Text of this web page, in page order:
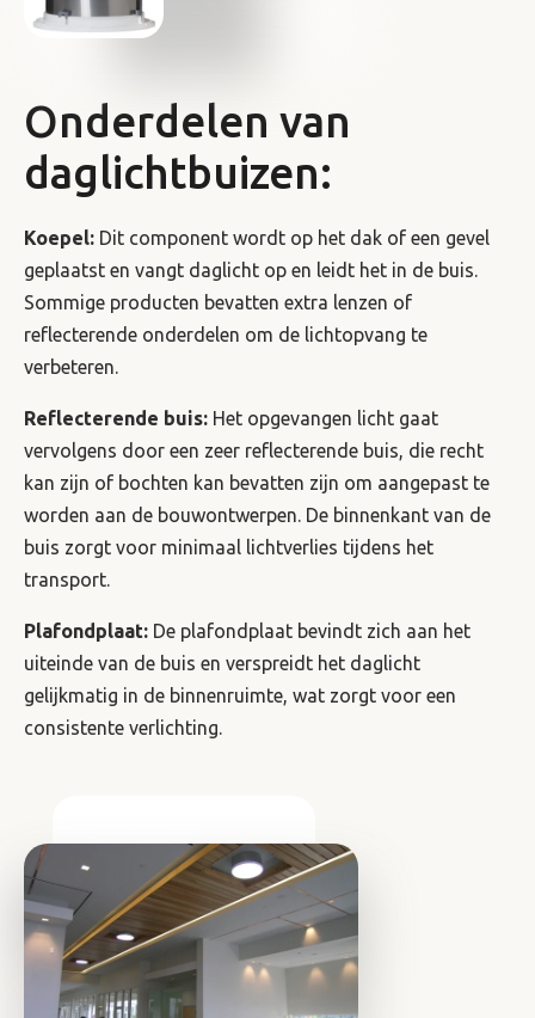
Onderdelen van
daglichtbuizen:
Koepel: Dit component wordt op het dak of een gevel
geplaatst en vangt daglicht op en leidt het in de buis.
Sommige producten bevatten extra lenzen of
reflecterende onderdelen om de lichtopvang te
verbeteren.
Reflecterende buis: Het opgevangen licht gaat
vervolgens door een zeer reflecterende buis, die recht
kan zijn of bochten kan bevatten zijn om aangepast te
worden aan de bouwontwerpen. De binnenkant van de
buis zorgt voor minimaal lichtverlies tijdens het
transport.
Plafondplaat: De plafondplaat bevindt zich aan het
uiteinde van de buis en verspreidt het daglicht
gelijkmatig in de binnenruimte, wat zorgt voor een
consistente verlichting.